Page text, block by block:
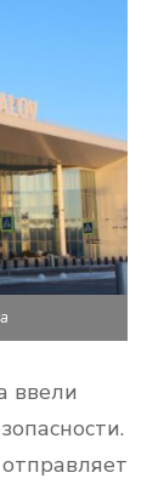
ввели